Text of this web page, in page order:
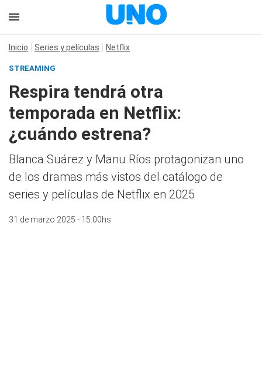
Inicio Series y películas Netflix
STREAMING
Respira tendrá otra
temporada en Netflix:
¿cuándo estrena?
Blanca Suárez y Manu Ríos protagonizan uno
de los dramas más vistos del catálogo de
series y películas de Netflix en 2025
31 de marzo 2025 - 15:00hs